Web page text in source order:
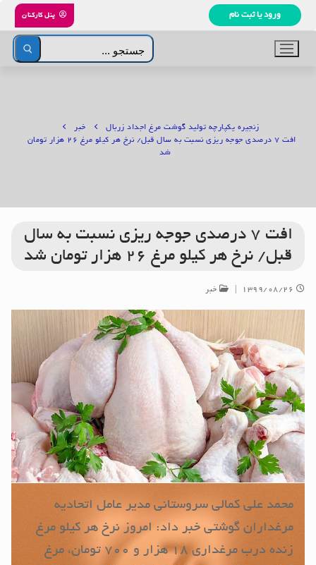
پرش
محتوا
ورود یا ثبت نام پنل کارکنان
جستجو
برای:
زنجیره یکپارچه تولید گوشت مرغ اجداد زربال
خبر
افت ۷ درصدی جوجه ریزی نسبت به سال قبل/ نرخ هر کیلو مرغ ۲۶ هزار تومان
شد
افت ۷ درصدی جوجه ریزی نسبت به سال
قبل/ نرخ هر کیلو مرغ ۲۶ هزار تومان شد
۱۳۹۹/۰۸/۲۶ خبر
محمد علی کمالی سروستانی مدیر عامل اتحادیه
مرغداران گوشتی خبر داد: امروز نرخ هر کیلو مرغ
زنده درب مرغداری ۱۸ هزار و ۷۰۰ تومان، مرغ